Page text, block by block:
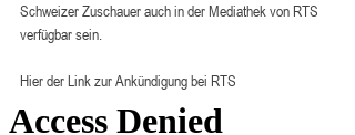
Schweizer Zuschauer auch in der Mediathek von RTS
verfügbar sein.
Hier der Link zur Ankündigung bei RTS